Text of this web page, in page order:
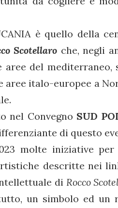
è quello della
Scotellaro che, negli
del mediterraneo,
italo-europee a
nel Convegno SUD
di questo
molte iniziative
descritte nei
di Rocco
un simbolo ed un